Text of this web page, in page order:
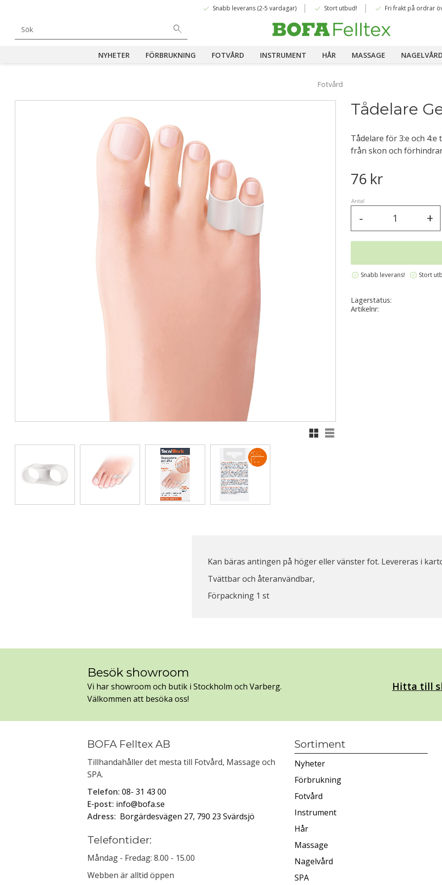
done Snabb leverans (2-5 vardagar) done Stort utbud! done Fri frakt på ordrar
NYHETER FÖRBRUKNING FOTVÅRD INSTRUMENT HÅR MASSAGE
Fotvård
Tådelare
Tådelare för 3:e och
från skon och
Rutnätsvy
Listvy
76kr
Antal
+
-
verified Snabb leverans! verified Stort
Lagerstatus
Artikelnr
Kan bäras antingen på höger eller vänster fot. Levereras i
Tvättbar och återanvändbar,
Förpackning 1 st
Besök showroom
Vi har showroom och butik i Stockholm och Varberg.
Välkommen att besöka oss!
Hitta till
BOFA Felltex AB
Tillhandahåller det mesta till Fotvård, Massage och
SPA.
Telefon: 08- 31 43 00
E-post: info@bofa.se
Adress: Borgärdesvägen 27, 790 23 Svärdsjö
Telefontider:
Måndag - Fredag: 8.00 - 15.00
Webben är alltid öppen
Sortiment
Nyheter
Förbrukning
Fotvård
Instrument
Hår
Massage
Nagelvård
SPA